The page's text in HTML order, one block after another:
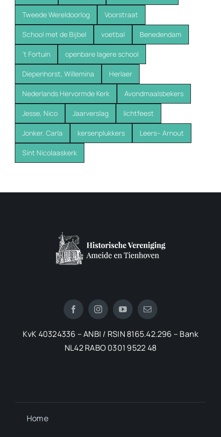
Tweede Wereldoorlog Voorstraat
School met de Bijbel voetbal Benedendam
’t Fortuin openbare lagere school
Diepenhorst, Willemina Herlaer
Nederlands Hervormde Kerk Avondmaalsbekers
Jesse, Nico Jaarverslag lichtfeest
Jonker. Carla kersenplukkers Leers-- Arnout
Sint Nicolaaskerk
KvK 40324336 – ANBI / RSIN 8165.42.296 – Bank
NL42 RABO 0301 9522 48
Home